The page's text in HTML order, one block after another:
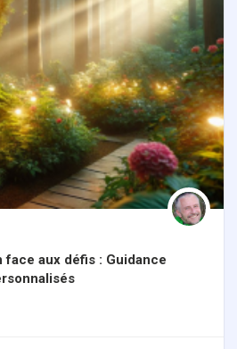
aux défis : Guidance